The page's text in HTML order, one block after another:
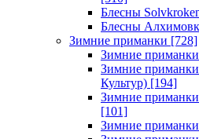
Блесны
Блесны
Зимние приманки [728]
Зимние
Зимние
Культур) [194]
Зимние
[101]
Зимние приманки